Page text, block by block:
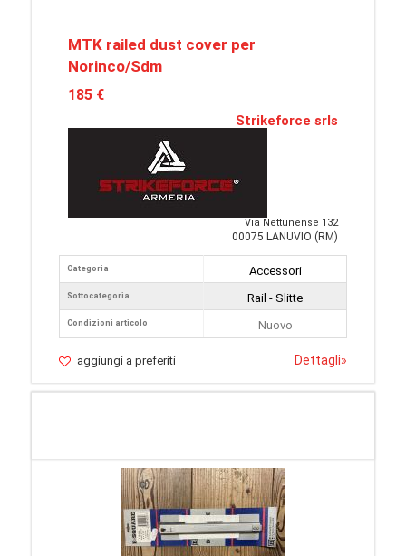
MTK railed dust cover per
Norinco/Sdm
185 €
Strikeforce srls
Via Nettunense 132
00075 LANUVIO (RM)
Categoria
Sottocategoria
Condizioni articolo
Accessori
Rail - Slitte
Nuovo
aggiungi a preferiti Dettagli»